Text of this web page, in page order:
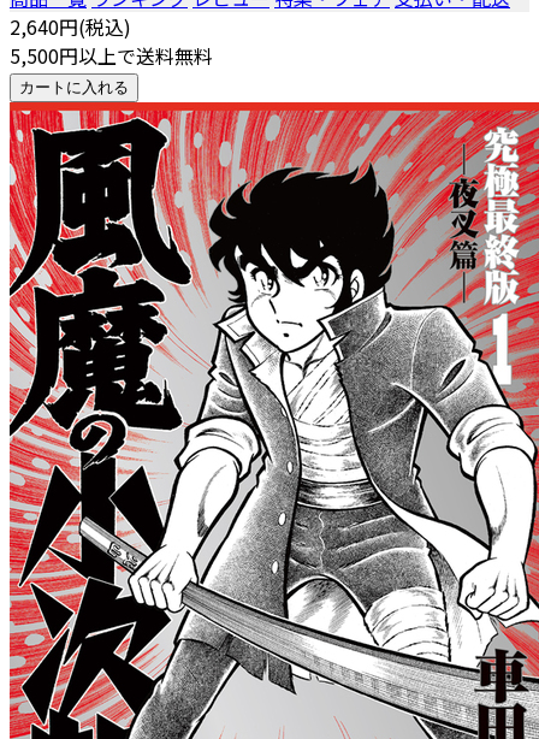
2,640円(税込)
5,500円以上で送料無料
カートに入れる